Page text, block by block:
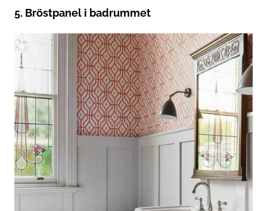
5. Bröstpanel i badrummet